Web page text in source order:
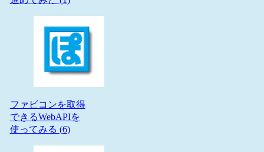
ファビコンを取得
できるWebAPIを
使ってみる (6)